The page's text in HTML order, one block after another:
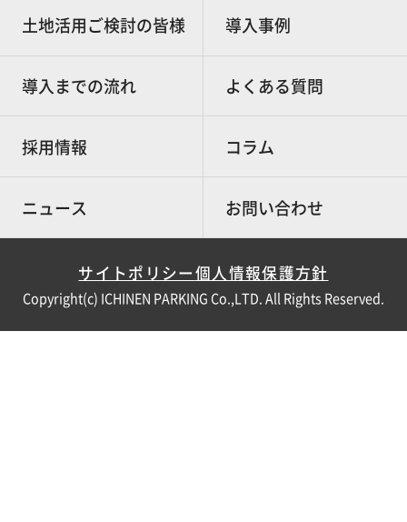
土地活用ご検討の皆様 導入事例
導入までの流れ よくある質問
採用情報 コラム
ニュース お問い合わせ
サイトポリシー個人情報保護方針
Copyright(c) ICHINEN PARKING Co.,LTD. All Rights Reserved.